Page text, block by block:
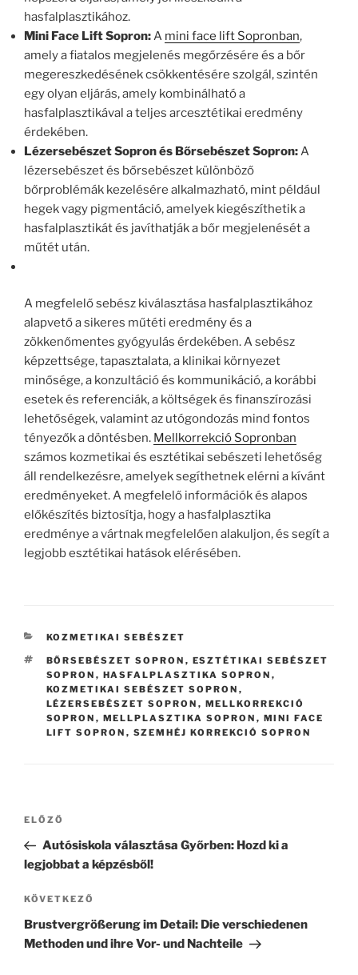
hasfalplasztikához.
Mini Face Lift Sopron:A mini face lift Sopronban,
amely a fiatalos megjelenés megőrzésére és a bőr
megereszkedésének csökkentésére szolgál, szintén
egy olyan eljárás, amely kombinálható a
hasfalplasztikával a teljes arcesztétikai eredmény
érdekében.
Lézersebészet Sopron és Bőrsebészet Sopron:A
lézersebészet és bőrsebészet különböző
bőrproblémák kezelésére alkalmazható, mint például
hegek vagy pigmentáció, amelyek kiegészíthetik a
hasfalplasztikát és javíthatják a bőr megjelenését a
műtét után.
A megfelelő sebész kiválasztása hasfalplasztikához
alapvető a sikeres műtéti eredmény és a
zökkenőmentes gyógyulás érdekében. A sebész
képzettsége, tapasztalata, a klinikai környezet
minősége, a konzultáció és kommunikáció, a korábbi
esetek és referenciák, a költségek és finanszírozási
lehetőségek, valamint az utógondozás mind fontos
tényezők a döntésben. Mellkorrekció Sopronban
számos kozmetikai és esztétikai sebészeti lehetőség
áll rendelkezésre, amelyek segíthetnek elérni a kívánt
eredményeket. A megfelelő információk és alapos
előkészítés biztosítja, hogy a hasfalplasztika
eredménye a vártnak megfelelően alakuljon, és segít a
legjobb esztétikai hatások elérésében.
KATEGÓRIÁK
KOZMETIKAI SEBÉSZET
CÍMKÉK
BŐRSEBÉSZET SOPRON , ESZTÉTIKAI SEBÉSZET
SOPRON , HASFALPLASZTIKA SOPRON ,
KOZMETIKAI SEBÉSZET SOPRON ,
LÉZERSEBÉSZET SOPRON , MELLKORREKCIÓ
SOPRON , MELLPLASZTIKA SOPRON , MINI FACE
LIFT SOPRON , SZEMHÉJ KORREKCIÓ SOPRON
Bejegyzés
Korábbi
bejegyzés
ELŐZŐ
Autósiskola választása Győrben: Hozd ki a
legjobbat a képzésből!
Következő
bejegyzés
KÖVETKEZŐ
Brustvergrößerung im Detail: Die verschiedenen
Methoden und ihre Vor- und Nachteile